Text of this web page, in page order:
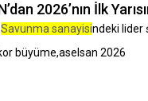
2026’nın İlk
Savunma sanayisindeki lider
büyüme,aselsan 2026